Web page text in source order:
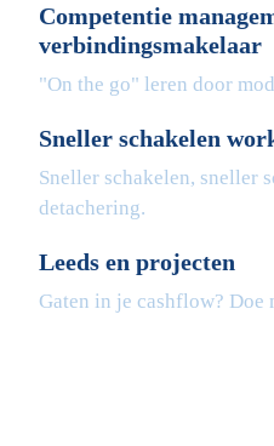
Competentie
verbindingsmakelaar
"On the go" leren door
Sneller schakelen
Sneller schakelen, sneller
detachering.
Leeds en projecten
Gaten in je cashflow? Doe